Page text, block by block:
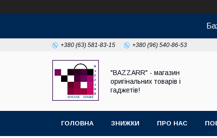
+380 (63) 581-83-15 +380 (96) 540-86-53
"BAZZARR" - магазин
оригінальних товарів і
гаджетів!
ГОЛОВНА ЗНИЖКИ ПРО НАС